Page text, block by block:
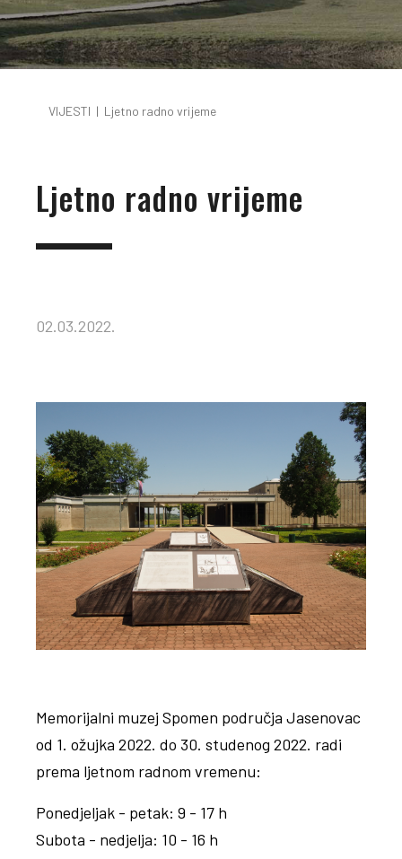
VIJESTI | Ljetno radno vrijeme
Ljetno radno vrijeme
02.03.2022.
Memorijalni muzej Spomen područja Jasenovac
od 1. ožujka 2022. do 30. studenog 2022. radi
prema ljetnom radnom vremenu:
Ponedjeljak - petak: 9 - 17 h
Subota - nedjelja: 10 - 16 h